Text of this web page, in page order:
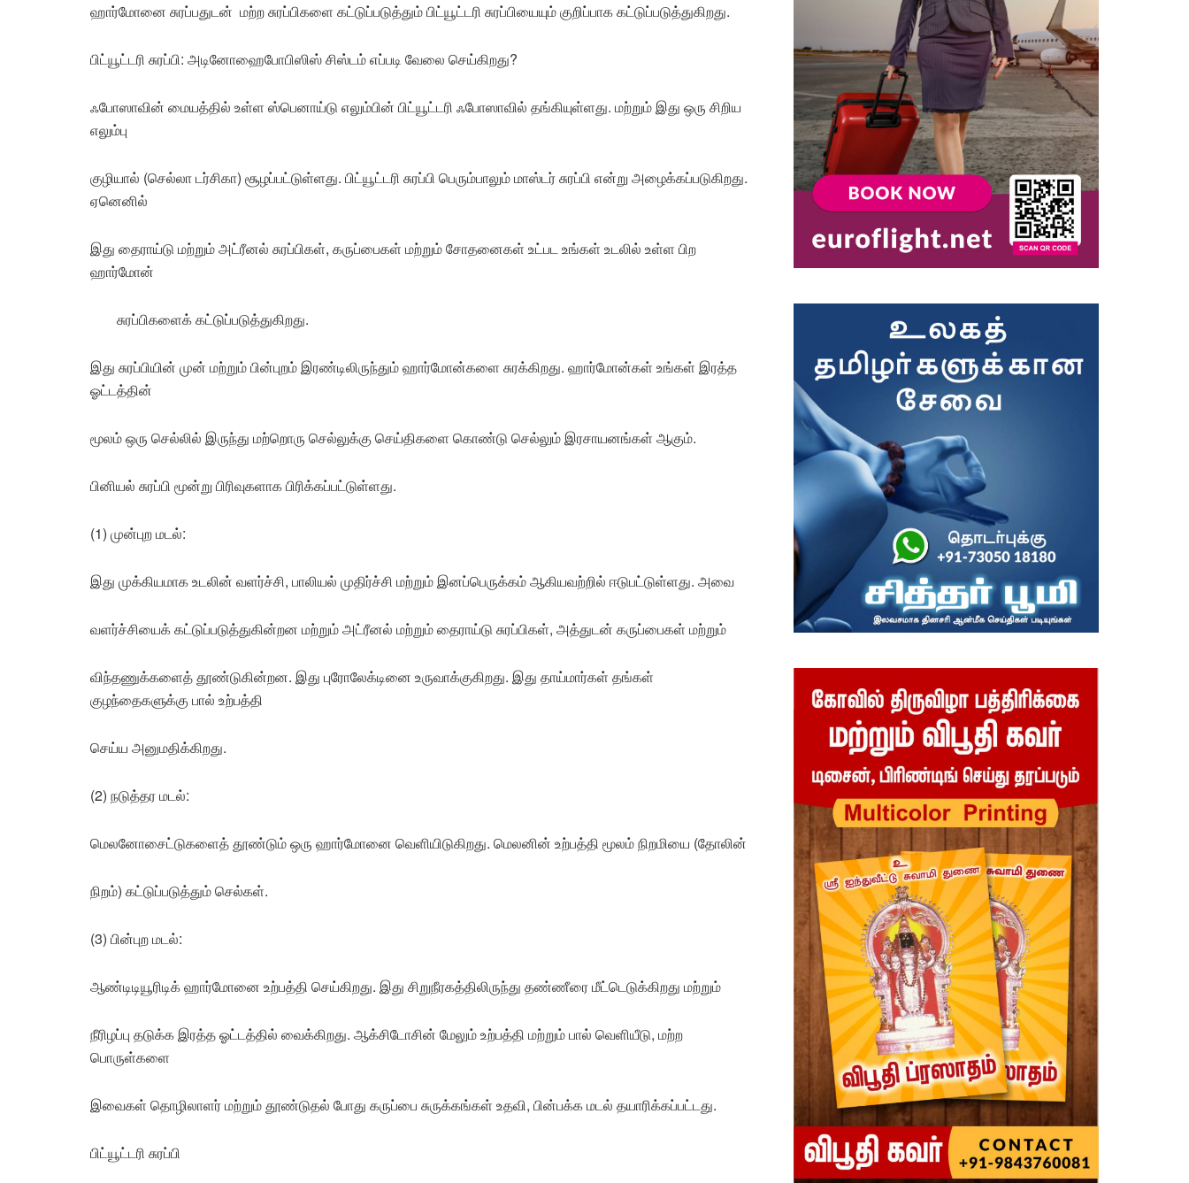
ஹார்மோனை சுரப்பதுடன் மற்ற சுரப்பிகளை கட்டுப்படுத்தும் பிட்யூட்டரி சுரப்பியையும் குறிப்பாக கட்டுப்படுத்துகிறது.
பிட்யூட்டரி சுரப்பி: அடினோஹைபோபிஸிஸ் சிஸ்டம் எப்படி வேலை செய்கிறது?
ஃபோஸாவின் மையத்தில் உள்ள ஸ்பெனாய்டு எலும்பின் பிட்யூட்டரி ஃபோஸாவில் தங்கியுள்ளது. மற்றும் இது ஒரு சிறிய
எலும்பு
குழியால் (செல்லா டர்சிகா) சூழப்பட்டுள்ளது. பிட்யூட்டரி சுரப்பி பெரும்பாலும் மாஸ்டர் சுரப்பி என்று அழைக்கப்படுகிறது.
ஏனெனில்
இது தைராய்டு மற்றும் அட்ரீனல் சுரப்பிகள், கருப்பைகள் மற்றும் சோதனைகள் உட்பட உங்கள் உடலில் உள்ள பிற
ஹார்மோன்
சுரப்பிகளைக் கட்டுப்படுத்துகிறது.
இது சுரப்பியின் முன் மற்றும் பின்புறம் இரண்டிலிருந்தும் ஹார்மோன்களை சுரக்கிறது. ஹார்மோன்கள் உங்கள் இரத்த
ஓட்டத்தின்
மூலம் ஒரு செல்லில் இருந்து மற்றொரு செல்லுக்கு செய்திகளை கொண்டு செல்லும் இரசாயனங்கள் ஆகும்.
பினியல் சுரப்பி மூன்று பிரிவுகளாக பிரிக்கப்பட்டுள்ளது.
(1) முன்புற மடல்:
இது முக்கியமாக உடலின் வளர்ச்சி, பாலியல் முதிர்ச்சி மற்றும் இனப்பெருக்கம் ஆகியவற்றில் ஈடுபட்டுள்ளது. அவை
வளர்ச்சியைக் கட்டுப்படுத்துகின்றன மற்றும் அட்ரீனல் மற்றும் தைராய்டு சுரப்பிகள், அத்துடன் கருப்பைகள் மற்றும்
விந்தணுக்களைத் தூண்டுகின்றன. இது புரோலேக்டினை உருவாக்குகிறது. இது தாய்மார்கள் தங்கள்
குழந்தைகளுக்கு பால் உற்பத்தி
செய்ய அனுமதிக்கிறது.
(2) நடுத்தர மடல்:
மெலனோசைட்டுகளைத் தூண்டும் ஒரு ஹார்மோனை வெளியிடுகிறது. மெலனின் உற்பத்தி மூலம் நிறமியை (தோலின்
நிறம்) கட்டுப்படுத்தும் செல்கள்.
(3) பின்புற மடல்:
ஆண்டிடியூரிடிக் ஹார்மோனை உற்பத்தி செய்கிறது. இது சிறுநீரகத்திலிருந்து தண்ணீரை மீட்டெடுக்கிறது மற்றும்
நீரிழப்பு தடுக்க இரத்த ஓட்டத்தில் வைக்கிறது. ஆக்சிடோசின் மேலும் உற்பத்தி மற்றும் பால் வெளியீடு, மற்ற
பொருள்களை
இவைகள் தொழிலாளர் மற்றும் தூண்டுதல் போது கருப்பை சுருக்கங்கள் உதவி, பின்பக்க மடல் தயாரிக்கப்பட்டது.
பிட்யூட்டரி சுரப்பி